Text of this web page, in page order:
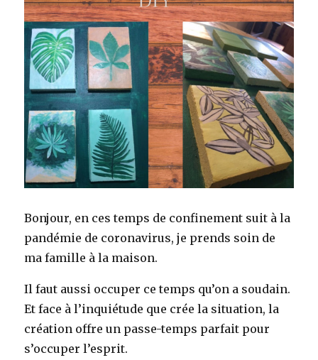
Bonjour, en ces temps de confinement suit à la
pandémie de coronavirus, je prends soin de
ma famille à la maison.
Il faut aussi occuper ce temps qu’on a soudain.
Et face à l’inquiétude que crée la situation, la
création offre un passe-temps parfait pour
s’occuper l’esprit.